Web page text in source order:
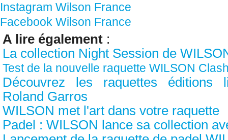
Instagram Wilson France
Facebook Wilson France
A lire également :
La collection Night Session de
Test de la nouvelle raquette WILSON
Découvrez les raquettes éditions
Roland Garros
WILSON met l'art dans votre raquette
Padel : WILSON lance sa collection